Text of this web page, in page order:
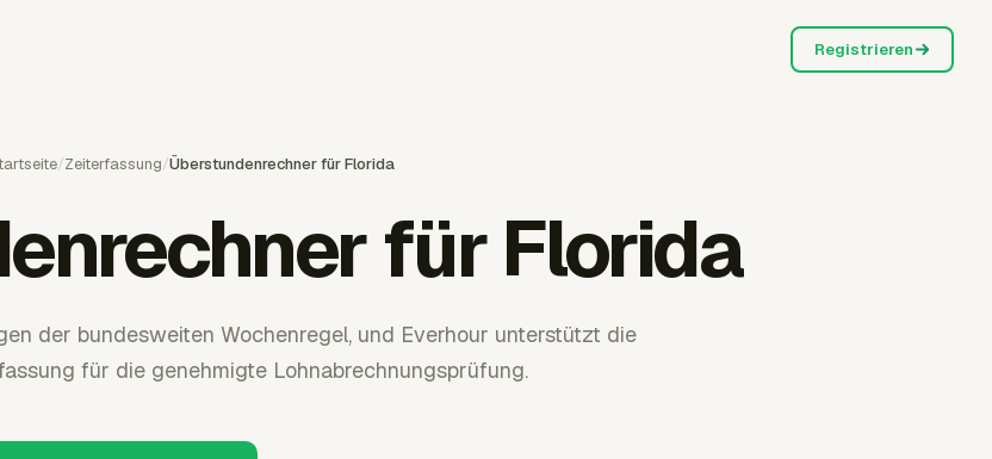
Registrieren
/Zeiterfassung/Überstundenrechner für Florida
für Florida
der bundesweiten Wochenregel, und Everhour unterstützt die
für die genehmigte Lohnabrechnungsprüfung.